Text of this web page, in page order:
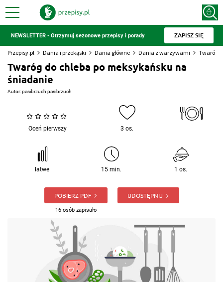
NEWSLETTER - Otrzymuj sezonowe przepisy i porady ZAPISZ SIĘ
Przepisy.pl Dania i przekąski Dania główne Dania z warzywami Twaróg
Twaróg do chleba po meksykańsku na
śniadanie
Autor:pasibrzuch pasibrzuch
Oceń pierwszy 3 os.
łatwe 15 min. 1 os.
POBIERZ PDF
16 osób zapisało
UDOSTĘPNIJ